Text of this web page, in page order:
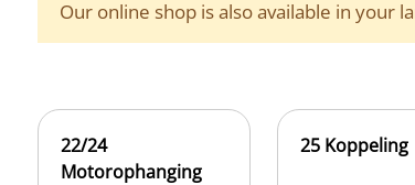
Our online shop is also available in your
22/24
Motorophanging
25 Koppeling